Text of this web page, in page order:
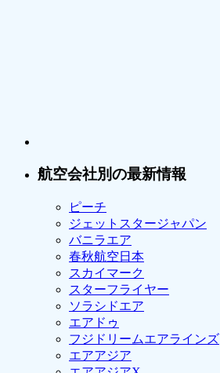
航空会社別の最新情報
ピーチ
ジェットスタージャパン
バニラエア
春秋航空日本
スカイマーク
スターフライヤー
ソラシドエア
エアドゥ
フジドリームエアラインズ
エアアジア